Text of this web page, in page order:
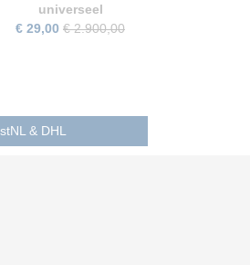
universeel
€ 29,00 € 2.900,00
& DHL